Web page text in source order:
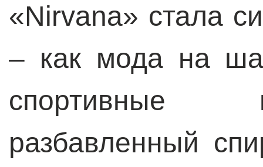
«Nirvana» стала
– как мода на
спортивные
разбавленный